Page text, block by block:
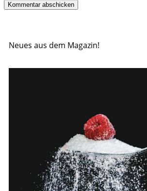
Neues aus dem Magazin!